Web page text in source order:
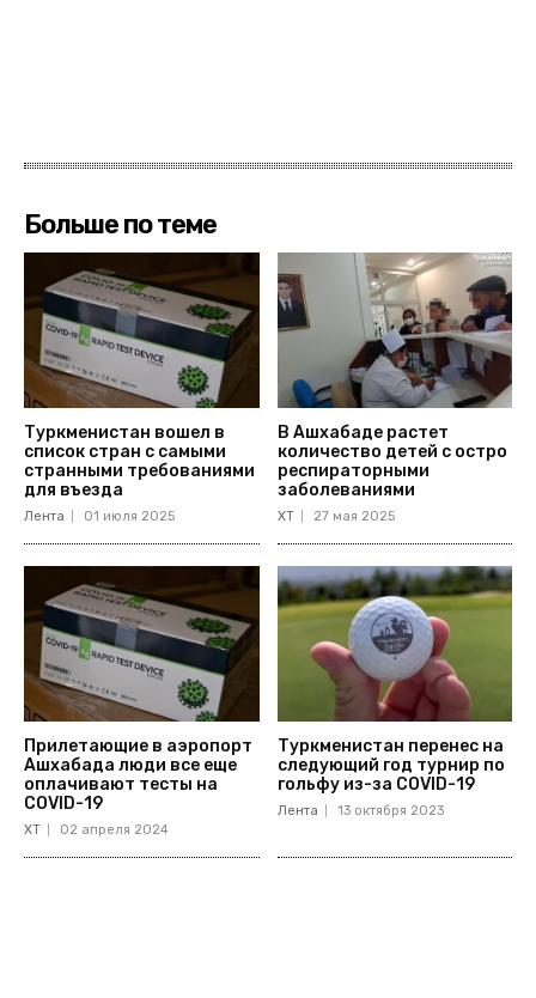
Больше по теме
Туркменистан вошел в
список стран с самыми
странными требованиями
для въезда
Лента 01 июля 2025
В Ашхабаде растет
количество детей с остро
респираторными
заболеваниями
ХТ 27 мая 2025
Прилетающие в аэропорт
Ашхабада люди все еще
оплачивают тесты на
COVID-19
ХТ 02 апреля 2024
Туркменистан перенес на
следующий год турнир по
гольфу из-за COVID-19
Лента 13 октября 2023